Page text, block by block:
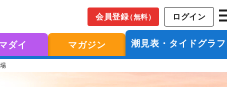
会員登録（無料） ログイン
ダイ マガジン 潮見表・タイドグラフ